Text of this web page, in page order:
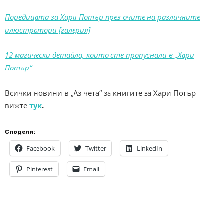
Поредицата за Хари Потър през очите на различните
илюстратори [галерия]
12 магически детайла, които сте пропуснали в „Хари
Потър“
Всички новини в „Аз чета“ за книгите за Хари Потър
вижте тук.
Сподели:
Facebook Twitter LinkedIn
Pinterest Email